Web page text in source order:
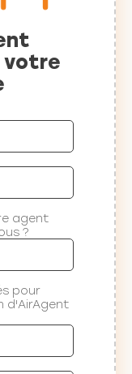
votre
agent
?
pour
d'AirAgent